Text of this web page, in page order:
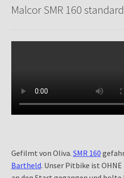
Malcor SMR 160 standard
Gefilmt von Oliva. SMR 160
Bartheld. Unser Pitbike ist